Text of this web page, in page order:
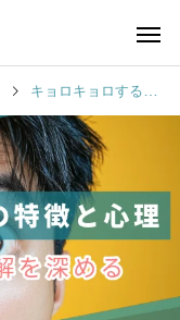
キョロキョロする人の特徴と心理を徹底解説！8つのポイントで理解を深める